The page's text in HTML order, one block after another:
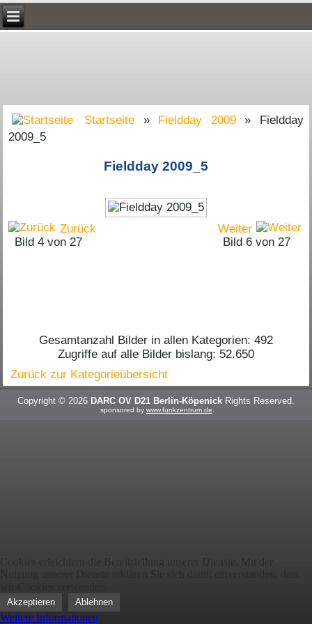
Startseite » Fieldday 2009» Fieldday
2009_5
Fieldday 2009_5
Zurück
Bild 4 von 27
Weiter
Bild 6 von 27
Gesamtanzahl Bilder in allen Kategorien: 492
Zugriffe auf alle Bilder bislang: 52.650
Zurück zur Kategorieübersicht
Copyright © 2026 DARC OV D21 Berlin-Köpenick Rights Reserved.
sponsored by www.funkzentrum.de
Cookies erleichtern die Bereitstellung unserer Dienste. Mit der
Akzeptieren Ablehnen
Weitere Informationen